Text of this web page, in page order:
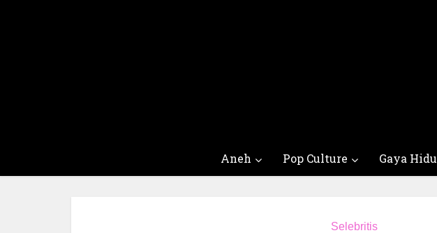
Aneh Pop Culture Gaya
Selebritis